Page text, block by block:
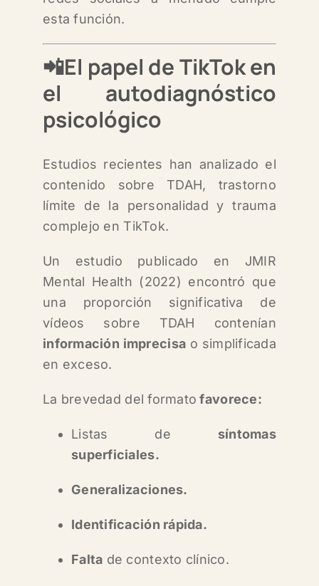
esta función.
📲El papel de TikTok en
el autodiagnóstico
psicológico
Estudios recientes han analizado el
contenido sobre TDAH, trastorno
límite de la personalidad y trauma
complejo en TikTok.
Un estudio publicado en JMIR
Mental Health (2022) encontró que
una proporción significativa de
vídeos sobre TDAH contenían
información imprecisa o simplificada
en exceso.
La brevedad del formato favorece:
Listas de síntomas
superficiales.
Generalizaciones.
Identificación rápida.
Falta de contexto clínico.